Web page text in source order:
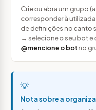
Crie ou abra um grupo
corresponder à
de definições no canto
→ selecione o seu bot e
@mencione o bot no
💡
Nota sobre a